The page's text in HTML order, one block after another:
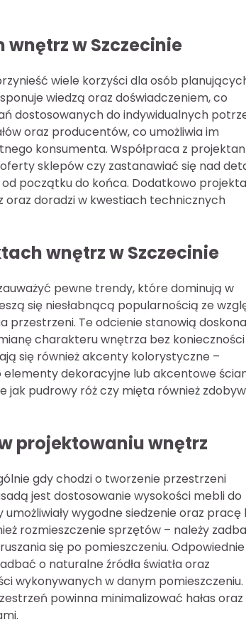
w Szczecinie
wiele korzyści dla osób
wiedzą oraz doświadczeniem, co
dostosowanych do indywidualnych
oraz producentów, co umożliwia im
konsumenta. Współpraca z
sklepów czy zastanawiać się nad
początku do końca. Dodatkowo
oraz doradzi w kwestiach technicznych
wnętrz w Szczecinie
pewne trendy, które dominują w
się niesłabnącą popularnością ze
Te odcienie stanowią
charakteru wnętrza bez konieczności
się również akcenty kolorystyczne –
dekoracyjne lub akcentowe
pudrowy róż czy mięta również
projektowaniu wnętrz
gdy chodzi o tworzenie przestrzeni
jest dostosowanie wysokości mebli do
wygodne siedzenie oraz pracę
rozmieszczenie sprzętów – należy
się po pomieszczeniu. Odpowiednie
o naturalne źródła światła oraz
wykonywanych w danym pomieszczeniu.
powinna minimalizować hałas oraz